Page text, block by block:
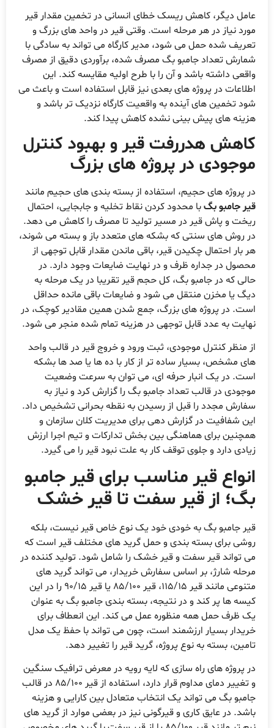
دیگر، کاهش ریسک خطای انسانی در تخمین مقدار قیر
نیاز در هر مرحله است. وقتی قیر در واحد های بزرگ و
شده حمل می شود، مدیر کارگاه می تواند به سادگی با
تعداد جامبو بگ مصرف شده، برآوردی دقیق از مصرف
داشته باشد و آن را با طرح اولیه مقایسه کند. این
در پروژه های بعدی نیز قابل استفاده است و باعث می
تخمین های آینده به واقعیت کارگاه نزدیک تر باشد و
های پیش بینی نشده کاهش پیدا کند.
هدررفت قیر و بهبود کنترل
در پروژه های بزرگ
پروژه های حجیم، استفاده از بسته بندی های حجیم مانند
جامبو بگبا محدود کردن نقاط تخلیه و جابجایی، احتمال
و پاش قیر در مسیر تولید تا مصرف را کاهش می دهد.
روش های سنتی که بشکه های متعدد باز و بسته می شوند،
بار احتمال چکیدن قیر، باقی ماندن مقدار قابل توجهی از
در جداره ظرف و در نهایت ضایعات وجود دارد. در
که در جامبو بگ، کل حجم قیر تقریبا در یک مرحله به
یا مخزن منتقل می شود و ضایعات باقی مانده حداقل
در پروژه های بزرگ، جمع شدن همین مقادیر کوچک، در
به عدد قابل توجهی در هزینه تمام شده منجر می شود.
منظر کنترل موجودی، ثبت ورود و خروج قیر در قالب واحد
مشخص، بسیار ساده تر از کار با ده ها یا صد ها بشکه
در یک انبار حرفه ای، می توان به سرعت وضعیت
در قالب تعداد جامبو بگ را گزارش کرد و نیاز به
مجدد را قبل از رسیدن به نقطه بحرانی تشخیص داد.
شفافیت در گزارش دهی برای مدیریت کلان سازمان و
برای هماهنگی بین بخش تدارکات و تیم اجرا ارزش
دارد و جلوی توقف کار به علت نبود قیر را می گیرد.
قیر مناسب برای قیر جامبو
از قیر سفت تا قیر خشک
جامبو بگ به خودی خود یک نوع خاص قیر نیست، بلکه
برای بسته بندی و حمل گرید های مختلف قیر است که
تواند قیر سفت و قیر خشک را شامل شود. تولید کننده در
شارژ، بر اساس سفارش خریدار، می تواند گرید های
متنوعی مانند قیر 115/15، قیر 85/100 یا قیر 90/15 را در این
ها پر کند و در نتیجه، بسته بندی جامبو بگ به عنوان
ظرف حمل همه منظوره عمل می کند. این انعطاف برای
بسیار ارزشمند است، چون می تواند با حفظ یک مدل
بسته به نوع پروژه، گرید قیر را تغییر دهد.
پروژه های راه سازی که لایه رویه در معرض ترافیک سنگین
و تغییر دمای مداوم قرار دارد، استفاده از قیر 85/100 در قالب
بگ می تواند یک انتخاب متعادل بین کارایی و هزینه
در عایق کاری و قیرگونی نیز در بعضی موارد از گرید های